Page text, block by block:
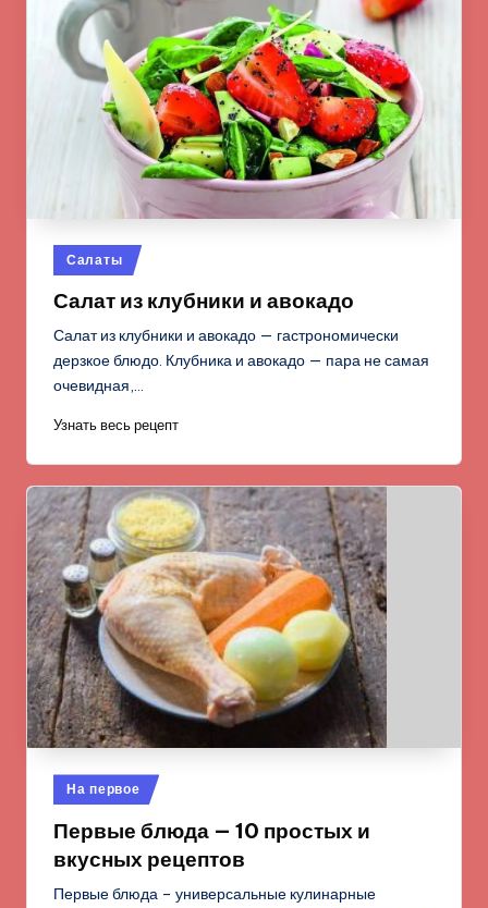
Опубликовано
в
Салаты
Салат из клубники и авокадо
Салат из клубники и авокадо — гастрономически
дерзкое блюдо. Клубника и авокадо — пара не самая
очевидная,…
Узнать весь рецепт
Опубликовано
в
На первое
Первые блюда — 10 простых и
вкусных рецептов
Первые блюда – универсальные кулинарные